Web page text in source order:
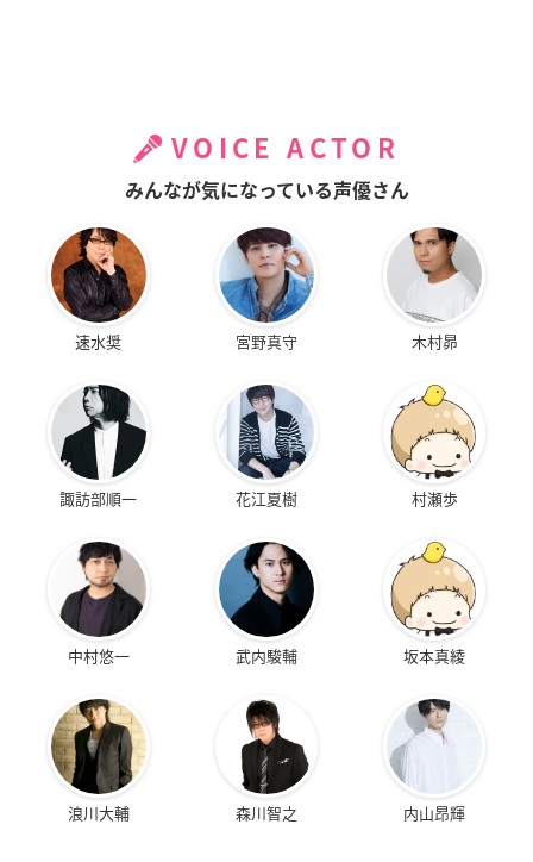
VOICE ACTOR
みんなが気になっている声優さん
速水奨 宮野真守 木村昴
諏訪部順一 花江夏樹 村瀬歩
中村悠一 武内駿輔 坂本真綾
浪川大輔 森川智之 内山昂輝